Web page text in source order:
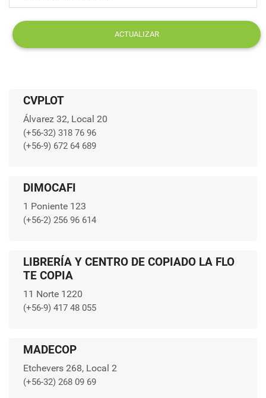
ACTUALIZAR
CVPLOT
Álvarez 32, Local 20
(+56-32) 318 76 96
(+56-9) 672 64 689
DIMOCAFI
1 Poniente 123
(+56-2) 256 96 614
LIBRERÍA Y CENTRO DE COPIADO LA FLO
TE COPIA
11 Norte 1220
(+56-9) 417 48 055
MADECOP
Etchevers 268, Local 2
(+56-32) 268 09 69